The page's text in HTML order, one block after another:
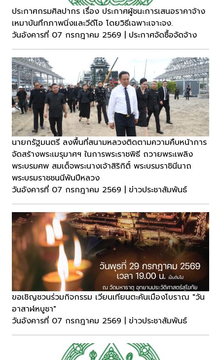
ประกาศกรมศิลปากร เรื่อง ประกาศผู้ชนะการเสนอราคาจ้าง
เหมาบันทึกภาพนิ่งและวีดีโอ โดยวิธีเฉพาะเจาะจง.
วันอังคารที่ 07 กรกฎาคม 2569 | ประกาศจัดซื้อจัดจ้าง
นายกรัฐมนตรี ลงพื้นที่สนามหลวงติดตามความคืบหน้าการ
จัดสร้างพระเมรุมาศฯ ในการพระราชพิธี ถวายพระเพลิง
พระบรมศพ สมเด็จพระนางเจ้าสิริกิติ์ พระบรมราชินีนาถ
พระบรมราชชนนีพันปีหลวง
วันอังคารที่ 07 กรกฎาคม 2569 | ข่าวประชาสัมพันธ์
ขอเชิญชวนร่วมกิจกรรม เวียนเทียนตะคันเมืองโบราณ "วัน
อาสาฬหบูชา"
วันอังคารที่ 07 กรกฎาคม 2569 | ข่าวประชาสัมพันธ์